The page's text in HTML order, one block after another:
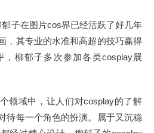
子在图片cos界已经活跃了好几年
，其专业的水准和高超的技巧赢得
，柳郁子多次参加各类cosplay展
领域中，让人们对cosplay的了解
待每一个角色的扮演。属于又沉稳